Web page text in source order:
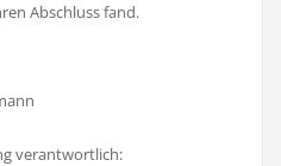
Abschluss fand.
verantwortlich: